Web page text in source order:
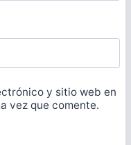
y sitio web en
vez que comente.